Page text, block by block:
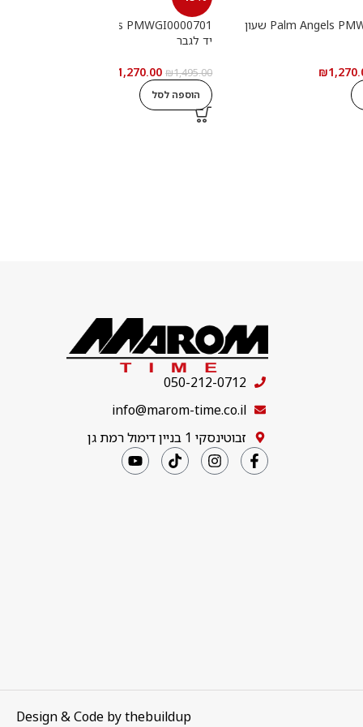
Palm Angels PMWGI0000702 שעון
₪
יד לגבר
₪1,495.00
1,270.00
הוספה לסל
050-212-0712
info@marom-time.co.il
זבוטינסקי 1 בניין דימול רמת גן
Design & Code bythebuildup